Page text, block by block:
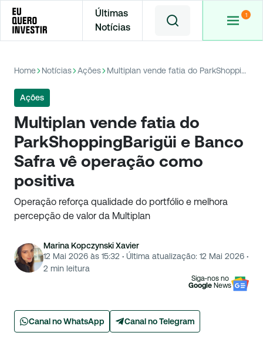
Últimas
Notícias
Home Notícias Ações Multiplan vende fatia do ParkShoppingBarigüi e Banco Safra vê operação como positiva
Ações
Multiplan vende fatia do
ParkShoppingBarigüi e Banco
Safra vê operação como
positiva
Operação reforça qualidade do portfólio e melhora
percepção de valor da Multiplan
Marina Kopczynski Xavier
12 Mai 2026 às 15:32 · Última atualização: 12 Mai 2026 ·
2 min leitura
Siga-nos no
Google News
Canal no WhatsApp Canal no Telegram